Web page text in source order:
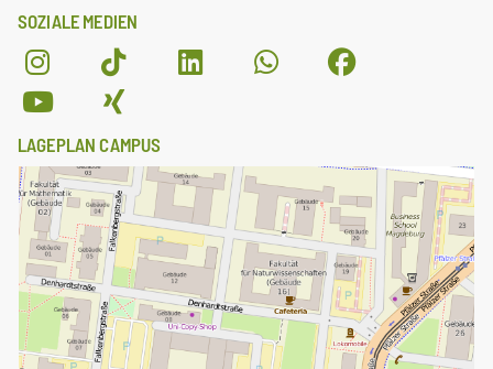
SOZIALE MEDIEN
LAGEPLAN CAMPUS